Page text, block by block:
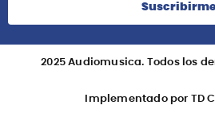
2025 Audiomusica. Todos los
Implementado por TD